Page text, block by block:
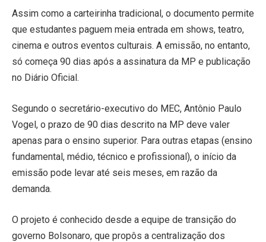
Assim como a carteirinha tradicional, o documento permite
que estudantes paguem meia entrada em shows, teatro,
cinema e outros eventos culturais. A emissão, no entanto,
só começa 90 dias após a assinatura da MP e publicação
no Diário Oficial.
Segundo o secretário-executivo do MEC, Antônio Paulo
Vogel, o prazo de 90 dias descrito na MP deve valer
apenas para o ensino superior. Para outras etapas (ensino
fundamental, médio, técnico e profissional), o início da
emissão pode levar até seis meses, em razão da
demanda.
O projeto é conhecido desde a equipe de transição do
governo Bolsonaro, que propôs a centralização dos